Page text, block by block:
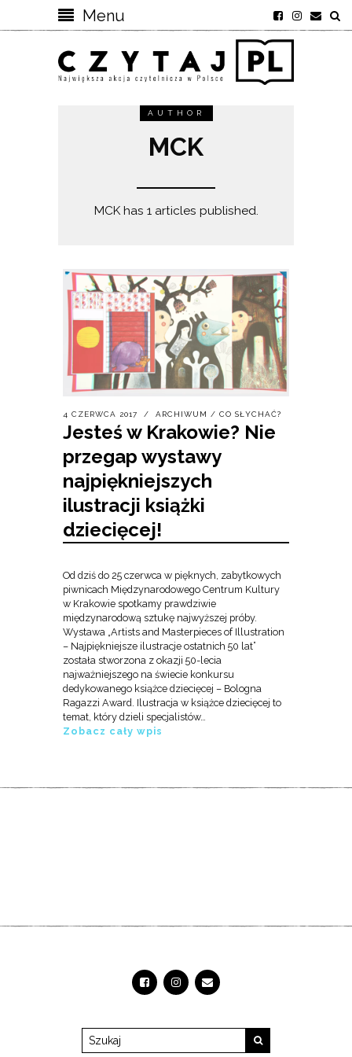
Menu
AUTHOR
MCK
MCK has 1 articles published.
4 CZERWCA 2017 ARCHIWUM / CO SŁYCHAĆ?
Jesteś w Krakowie? Nie
przegap wystawy
najpiękniejszych
ilustracji książki
dziecięcej!
Od dziś do 25 czerwca w pięknych, zabytkowych
piwnicach Międzynarodowego Centrum Kultury
w Krakowie spotkamy prawdziwie
międzynarodową sztukę najwyższej próby.
Wystawa „Artists and Masterpieces of Illustration
– Najpiękniejsze ilustracje ostatnich 50 lat”
została stworzona z okazji 50-lecia
najważniejszego na świecie konkursu
dedykowanego książce dziecięcej – Bologna
Ragazzi Award. Ilustracja w książce dziecięcej to
temat, który dzieli specjalistów…
Zobacz cały wpis